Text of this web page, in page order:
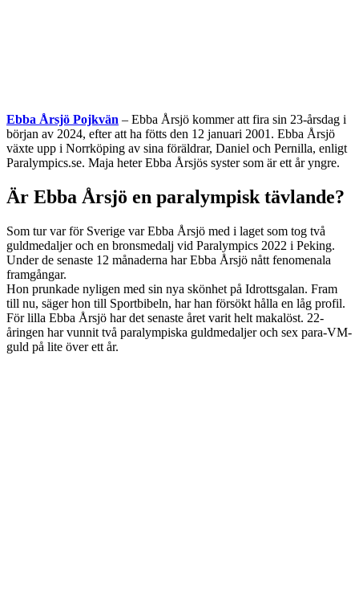
Ebba Årsjö Pojkvän – Ebba Årsjö kommer att fira sin 23-årsdag i
början av 2024, efter att ha fötts den 12 januari 2001. Ebba Årsjö
växte upp i Norrköping av sina föräldrar, Daniel och Pernilla, enligt
Paralympics.se. Maja heter Ebba Årsjös syster som är ett år yngre.
Är Ebba Årsjö en paralympisk tävlande?
Som tur var för Sverige var Ebba Årsjö med i laget som tog två
guldmedaljer och en bronsmedalj vid Paralympics 2022 i Peking.
Under de senaste 12 månaderna har Ebba Årsjö nått fenomenala
framgångar.
Hon prunkade nyligen med sin nya skönhet på Idrottsgalan. Fram
till nu, säger hon till Sportbibeln, har han försökt hålla en låg profil.
För lilla Ebba Årsjö har det senaste året varit helt makalöst. 22-
åringen har vunnit två paralympiska guldmedaljer och sex para-VM-
guld på lite över ett år.